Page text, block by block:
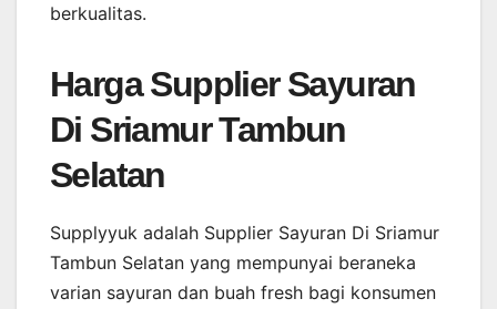
berkualitas.
Harga Supplier Sayuran
Di Sriamur Tambun
Selatan
Supplyyuk adalah Supplier Sayuran Di Sriamur
Tambun Selatan yang mempunyai beraneka
varian sayuran dan buah fresh bagi konsumen